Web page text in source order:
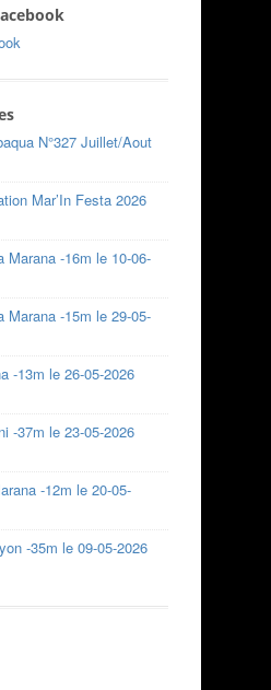
N°327 Juillet/Aout
Mar’In Festa 2026
Marana -16m le 10-06-
Marana -15m le 29-05-
-13m le 26-05-2026
-37m le 23-05-2026
-12m le 20-05-
-35m le 09-05-2026